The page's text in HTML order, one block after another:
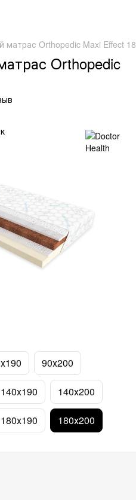
матрас Orthopedic Maxi Effect
Orthopedic
90х200
140х190 140х200
180х190 180х200